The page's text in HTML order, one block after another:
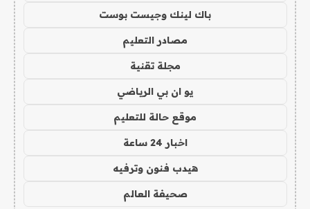
باك لينك وجيست بوست
مصادر التعليم
مجلة تقنية
يو ان بي الرياضي
موقع حالة للتعليم
اخبار 24 ساعة
هيدب فنون وترفيه
صحيفة العالم